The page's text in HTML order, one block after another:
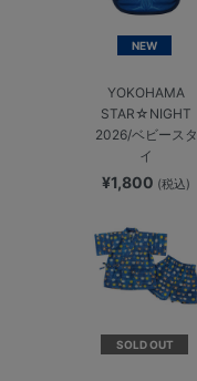
NEW
YOKOHAMA
STAR☆NIGHT
2026/ベビースタ
イ
¥1,800 (税込)
SOLD OUT